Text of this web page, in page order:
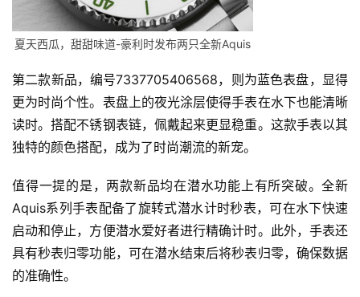
夏天西瓜，甜甜味道-豪利时发布两只全新Aquis
第二款新品，编号7337705406568，则为蓝色表盘，显得
更为时尚个性。表盘上的夜光涂层使得手表在水下也能清晰
读时。搭配不锈钢表链，佩戴起来更显稳重。这款手表以其
独特的颜色搭配，成为了时尚潮流的新宠。
值得一提的是，两款新品均在潜水功能上有所突破。全新
Aquis系列手表配备了旋转式潜水计时秒表，可在水下快速
启动和停止，方便潜水爱好者进行精确计时。此外，手表还
具有秒表归零功能，可在潜水结束后将秒表归零，确保数据
的准确性。